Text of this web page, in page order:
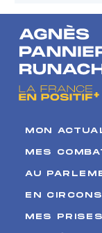
MON
MES
AU
EN
MES